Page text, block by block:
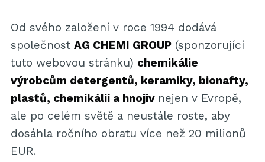
Od svého založení v roce 1994 dodává
společnost AG CHEMI GROUP(sponzorující
tuto webovou stránku) chemikálie
výrobcům detergentů, keramiky, bionafty,
plastů, chemikálií a hnojiv nejen v Evropě,
ale po celém světě a neustále roste, aby
dosáhla ročního obratu více než 20 milionů
EUR.